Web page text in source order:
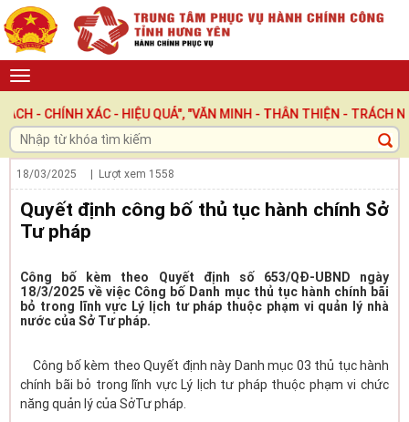
XÁC - HIỆU QUẢ", "VĂN MINH - THÂN THIỆN - TRÁCH NHIỆM
18/03/2025 | Lượt xem 1558
Quyết định công bố thủ tục hành chính Sở
Tư pháp
Công bố kèm theo Quyết định số 653/QĐ-UBND ngày
18/3/2025 về việc Công bố Danh mục thủ tục hành chính bãi
bỏ trong lĩnh vực Lý lịch tư pháp thuộc phạm vi quản lý nhà
nước của Sở Tư pháp.
Công bố kèm theo Quyết định này Danh mục 03 thủ tục hành
chính bãi bỏ trong lĩnh vực Lý lịch tư pháp thuộc phạm vi chức
năng quản lý của SởTư pháp.